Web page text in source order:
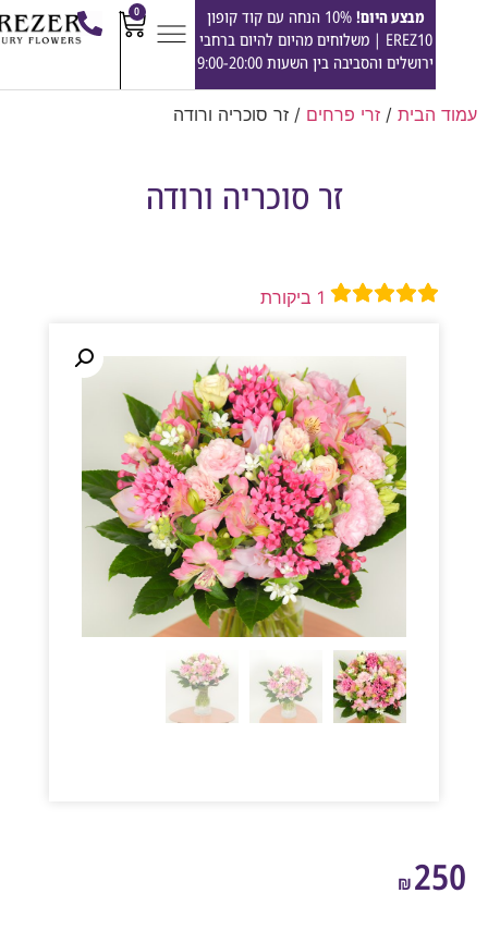
מבצע היום!
10% הנחה עם קוד קופון
EREZ10 | משלוחים מהיום להיום ברחבי
ירושלים והסביבה בין השעות 9:00-20:00
/זרי פרחים / זר סוכריה ורודה
זר סוכריה ורודה
1ביקורת
₪